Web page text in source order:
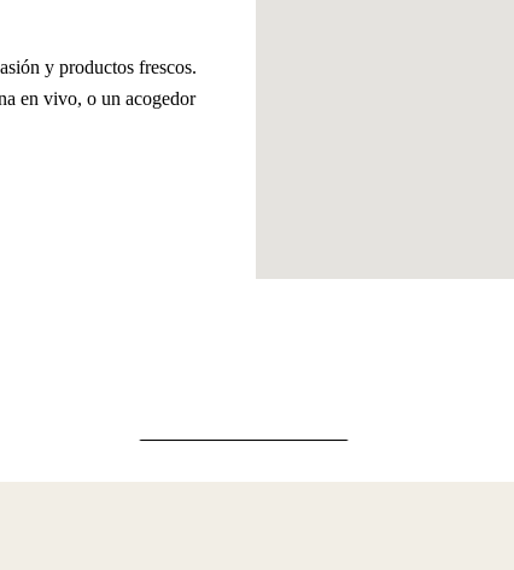
y productos frescos.
en vivo, o un acogedor